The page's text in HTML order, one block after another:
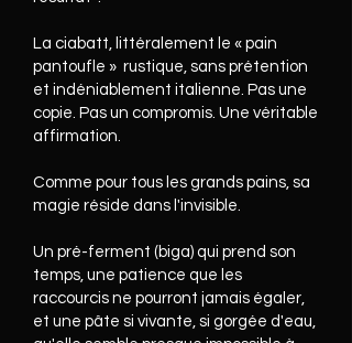
La ciabatt, littéralement le « pain
pantoufle » rustique, sans prétention
et indéniablement italienne. Pas une
copie. Pas un compromis. Une véritable
affirmation.
Comme pour tous les grands pains, sa
magie réside dans l'invisible.
Un pré-ferment (biga) qui prend son
temps, une patience que les
raccourcis ne pourront jamais égaler,
et une pâte si vivante, si gorgée d'eau,